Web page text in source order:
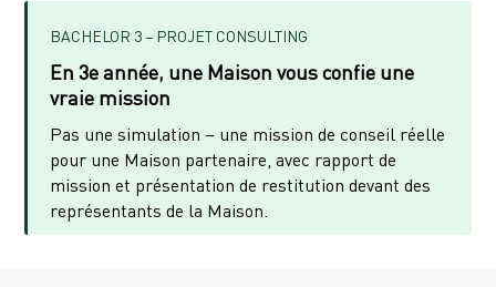
BACHELOR 3 – PROJET CONSULTING
En 3e année, une Maison vous confie une
vraie mission
Pas une simulation – une mission de conseil réelle
pour une Maison partenaire, avec rapport de
mission et présentation de restitution devant des
représentants de la Maison.